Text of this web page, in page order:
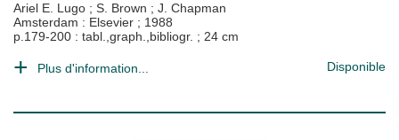
Ariel E. Lugo ; S. Brown ; J. Chapman
Amsterdam : Elsevier ; 1988
p.179-200 : tabl.,graph.,bibliogr. ; 24 cm
Plus d'information... Disponible